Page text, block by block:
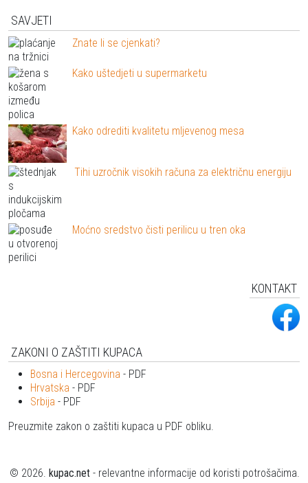
SAVJETI
Znate li se cjenkati?
Kako uštedjeti u supermarketu
Kako odrediti kvalitetu mljevenog mesa
Tihi uzročnik visokih računa za električnu energiju
Moćno sredstvo čisti perilicu u tren oka
KONTAKT
ZAKONI O ZAŠTITI KUPACA
Bosna i Hercegovina - PDF
Hrvatska - PDF
Srbija - PDF
Preuzmite zakon o zaštiti kupaca u PDF obliku.
© 2026. kupac.net - relevantne informacije od koristi potrošačima.